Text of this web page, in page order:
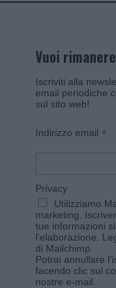
Vuoi
Iscriviti alla
email periodiche
sul sito web!
Indirizzo email *
Privacy
Utilizziamo
marketing.
tue informazioni
l'elaborazione.
di Mailchimp
Potrai annullare
facendo clic sul
nostre e-mail.